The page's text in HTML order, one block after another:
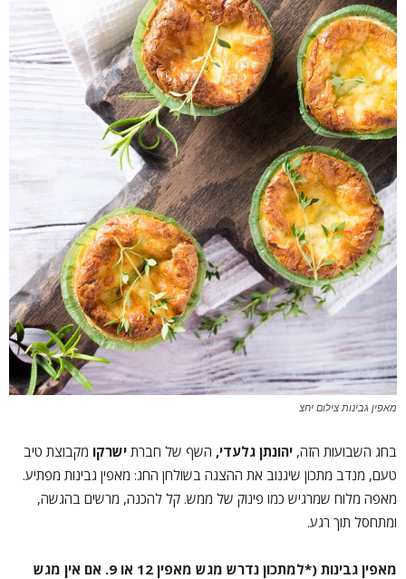
מאפין גבינות צילום יחצ
בחג השבועות הזה, יהונתן גלעדי, השף של חברת ישרקו מקבוצת טיב
טעם, מנדב מתכון שיגנוב את ההצגה בשולחן החג: מאפין גבינות מפתיע.
מאפה מלוח שמרגיש כמו פינוק של ממש. קל להכנה, מרשים בהגשה,
ומתחסל תוך רגע.
מאפין גבינות (*למתכון נדרש מגש מאפין 12 או 9. אם אין מגש